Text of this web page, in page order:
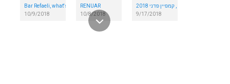
Bar Refaeli, what's your Mood , for Carolina Lemke
10/9/2018
RENUAR
10/8/2018
ניבר מדר , קמפיין פדני 2018
9/17/2018